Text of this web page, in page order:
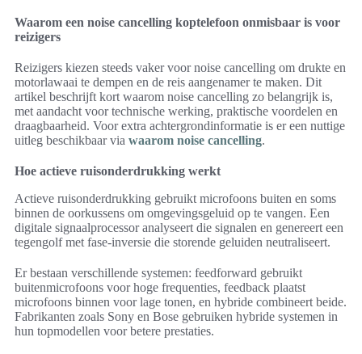
Waarom een noise cancelling koptelefoon onmisbaar is voor
reizigers
Reizigers kiezen steeds vaker voor noise cancelling om drukte en
motorlawaai te dempen en de reis aangenamer te maken. Dit
artikel beschrijft kort waarom noise cancelling zo belangrijk is,
met aandacht voor technische werking, praktische voordelen en
draagbaarheid. Voor extra achtergrondinformatie is er een nuttige
uitleg beschikbaar via waarom noise cancelling.
Hoe actieve ruisonderdrukking werkt
Actieve ruisonderdrukking gebruikt microfoons buiten en soms
binnen de oorkussens om omgevingsgeluid op te vangen. Een
digitale signaalprocessor analyseert die signalen en genereert een
tegengolf met fase-inversie die storende geluiden neutraliseert.
Er bestaan verschillende systemen: feedforward gebruikt
buitenmicrofoons voor hoge frequenties, feedback plaatst
microfoons binnen voor lage tonen, en hybride combineert beide.
Fabrikanten zoals Sony en Bose gebruiken hybride systemen in
hun topmodellen voor betere prestaties.